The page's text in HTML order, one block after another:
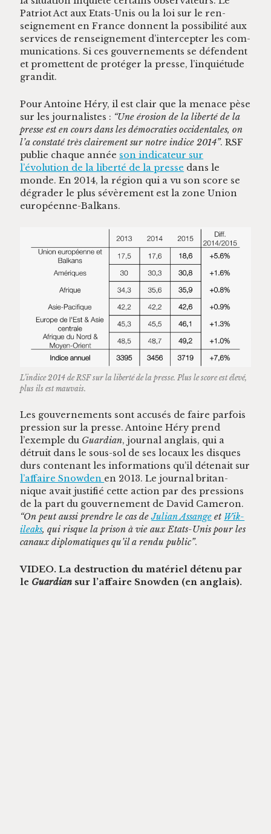
Patri­ot Act aux Etats-Unis ou la loi sur le ren­
seigne­ment en France don­nent la pos­si­bil­ité aux
ser­vices de ren­seigne­ment d’intercepter les com­
mu­ni­ca­tions. Si ces gou­verne­ments se défend­ent
et promet­tent de pro­téger la presse, l’inquiétude
grandit.
Pour Antoine Héry, il est clair que la men­ace pèse
sur les jour­nal­istes : “Une éro­sion de la lib­erté de la
presse est en cours dans les démoc­ra­ties occi­den­tales, on
l’a con­staté très claire­ment sur notre indice 2014”. RSF
pub­lie chaque année son indi­ca­teur sur
l’évolution de la lib­erté de la presse dans le
monde. En 2014, la région qui a vu son score se
dégrad­er le plus sévère­ment est la zone Union
européenne-Balkans.
L’indice 2014 de RSF sur la lib­erté de la presse. Plus le score est élevé,
plus ils est mauvais.
Les gou­verne­ments sont accusés de faire par­fois
pres­sion sur la presse. Antoine Héry prend
l’exemple du Guardian, jour­nal anglais, qui a
détru­it dans le sous-sol de ses locaux les dis­ques
durs con­tenant les infor­ma­tions qu’il déte­nait sur
l’affaire Snow­den en 2013. Le jour­nal bri­tan­
nique avait jus­ti­fié cette action par des pres­sions
de la part du gou­verne­ment de David Cameron.
“On peut aus­si pren­dre le cas deJulian Assange et Wik­
ileaks, qui risque la prison à vie aux Etats-Unis pour les
canaux diplo­ma­tiques qu’il a ren­du pub­lic”.
VIDEO. La destruc­tion du matériel détenu par
le Guardian sur l’af­faire Snow­den (en anglais).